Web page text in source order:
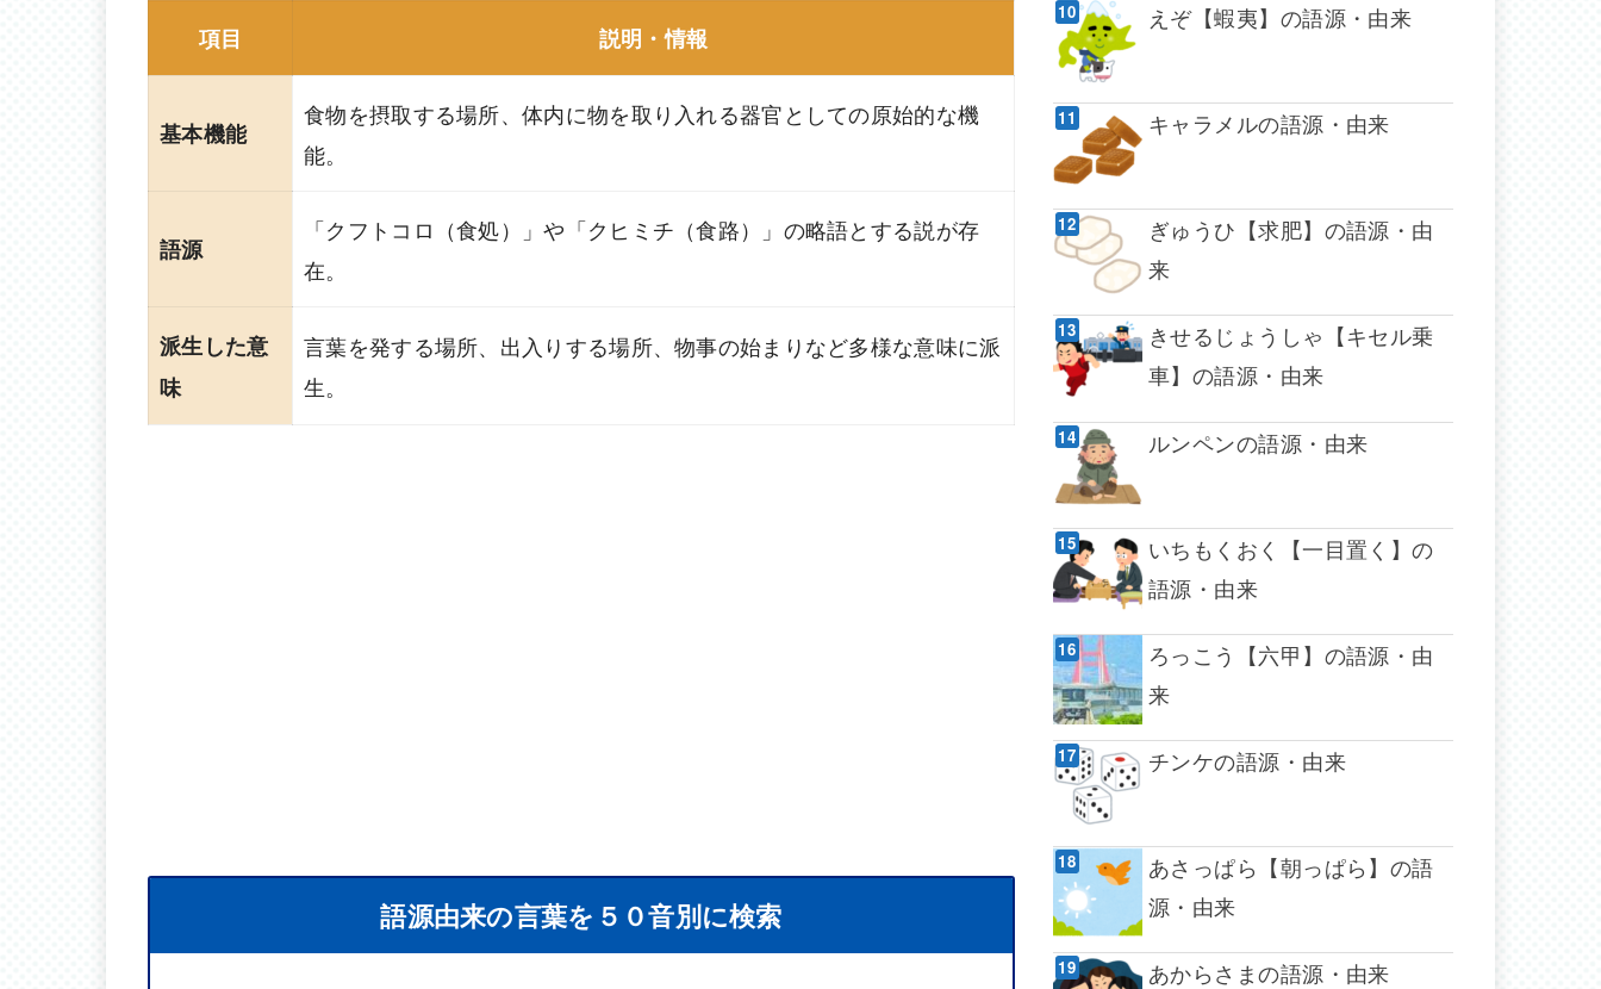
項目 説明・情報
基本機能
食物を摂取する場所、体内に物を取り入れる器官としての原始的な機
能。
語源
「クフトコロ（食処）」や「クヒミチ（食路）」の略語とする説が存
在。
派生した意
味
言葉を発する場所、出入りする場所、物事の始まりなど多様な意味に派
生。
語源由来の言葉を５０音別に検索
えぞ【蝦夷】の語源・由来
キャラメルの語源・由来
ぎゅうひ【求肥】の語源・由
来
きせるじょうしゃ【キセル乗
車】の語源・由来
ルンペンの語源・由来
いちもくおく【一目置く】の
語源・由来
ろっこう【六甲】の語源・由
来
チンケの語源・由来
あさっぱら【朝っぱら】の語
源・由来
あからさまの語源・由来